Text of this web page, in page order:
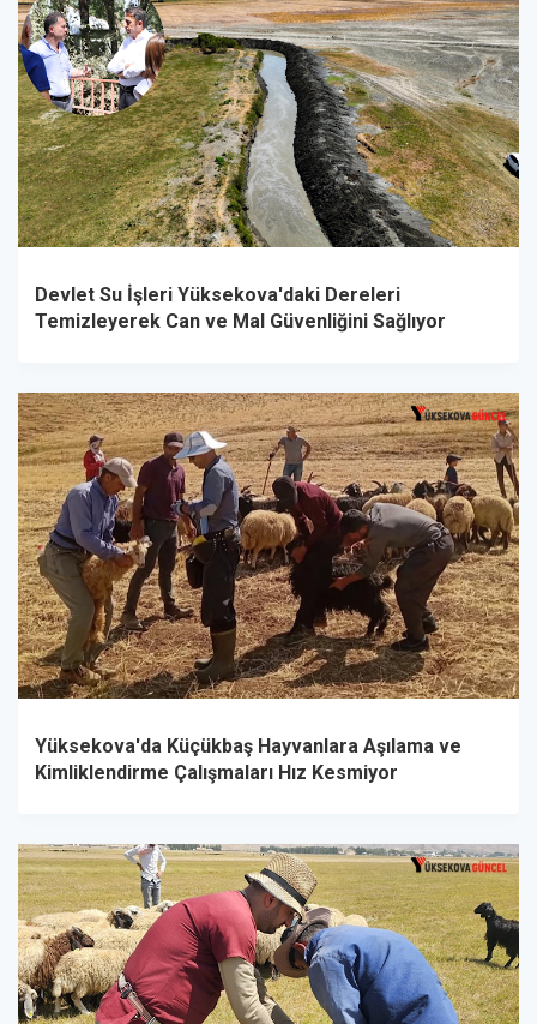
Devlet Su İşleri Yüksekova'daki Dereleri
Temizleyerek Can ve Mal Güvenliğini Sağlıyor
Yüksekova'da Küçükbaş Hayvanlara Aşılama ve
Kimliklendirme Çalışmaları Hız Kesmiyor